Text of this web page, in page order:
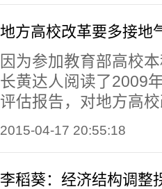
地方高校改革要多接地
因为参加教育部高校
长黄达人阅读了2009
评估报告，对地方高
2015-04-17 20:55:18
李稻葵：经济结构调整